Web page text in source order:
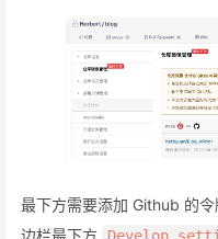
最下方需要添加 Github 的
边栏最下方
Develop